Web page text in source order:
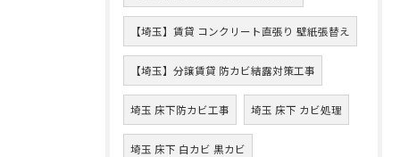
【埼玉】賃貸 コンクリート直張り 壁紙張替え
【埼玉】分譲賃貸 防カビ結露対策工事
埼玉 床下防カビ工事 埼玉 床下 カビ処理
埼玉 床下 白カビ 黒カビ